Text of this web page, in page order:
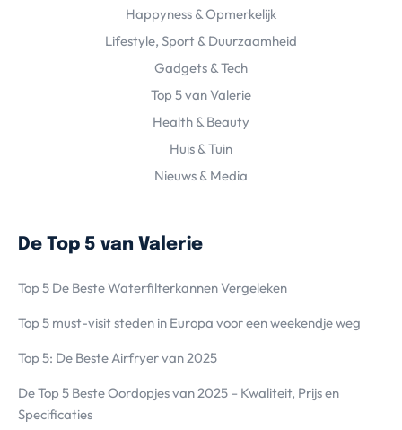
Happyness & Opmerkelijk
Lifestyle, Sport & Duurzaamheid
Gadgets & Tech
Top 5 van Valerie
Health & Beauty
Huis & Tuin
Nieuws & Media
De Top 5 van Valerie
Top 5 De Beste Waterfilterkannen Vergeleken
Top 5 must-visit steden in Europa voor een weekendje weg
Top 5: De Beste Airfryer van 2025
De Top 5 Beste Oordopjes van 2025 – Kwaliteit, Prijs en
Specificaties